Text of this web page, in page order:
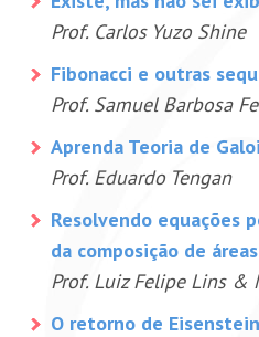
Prof. Carlos Yuzo Shine
Fibonacci e outras
Prof. Samuel Barbosa
Aprenda Teoria de
Prof. Eduardo Tengan
Resolvendo equações
da composição de
Prof. Luiz Felipe Lins &
O retorno de